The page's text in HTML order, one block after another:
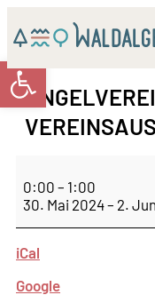
0:00 – 1:00
30. Mai 2024– 2.
iCal
Google